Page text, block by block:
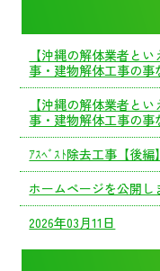
【沖縄の解体業者と
事・建物解体工事の事
【沖縄の解体業者と
事・建物解体工事の事
ｱｽﾍﾞｽﾄ除去工事【後編】
ホームページを公開し
2026年03月11日